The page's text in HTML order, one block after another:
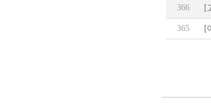
366 [
365 [